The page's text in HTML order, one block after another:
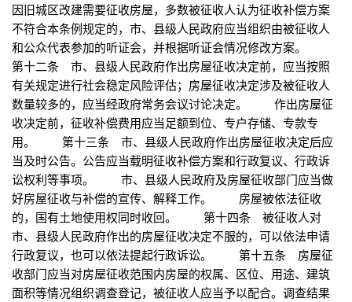
因旧城区改建需要征收房屋，多数被征收人认为征收补偿方案
不符合本条例规定的，市、县级人民政府应当组织由被征收人
和公众代表参加的听证会，并根据听证会情况修改方案。
第十二条 市、县级人民政府作出房屋征收决定前，应当按照
有关规定进行社会稳定风险评估；房屋征收决定涉及被征收人
数量较多的，应当经政府常务会议讨论决定。 作出房屋征
收决定前，征收补偿费用应当足额到位、专户存储、专款专
用。 第十三条 市、县级人民政府作出房屋征收决定后应
当及时公告。公告应当载明征收补偿方案和行政复议、行政诉
讼权利等事项。 市、县级人民政府及房屋征收部门应当做
好房屋征收与补偿的宣传、解释工作。 房屋被依法征收
的，国有土地使用权同时收回。 第十四条 被征收人对
市、县级人民政府作出的房屋征收决定不服的，可以依法申请
行政复议，也可以依法提起行政诉讼。 第十五条 房屋征
收部门应当对房屋征收范围内房屋的权属、区位、用途、建筑
面积等情况组织调查登记，被征收人应当予以配合。调查结果